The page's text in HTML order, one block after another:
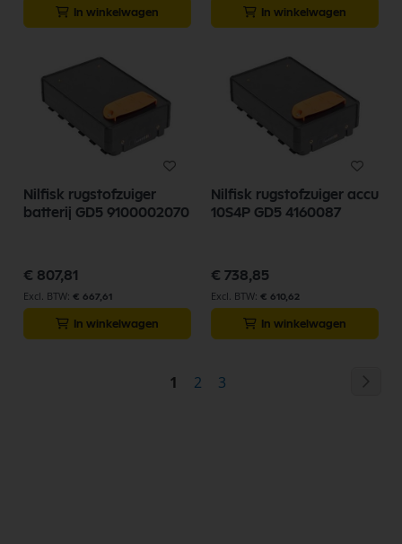
In winkelwagen In winkelwagen
Nilfisk rugstofzuiger
batterij GD5 9100002070
€ 807,81
€ 667,61
In winkelwagen
Nilfisk rugstofzuiger accu
10S4P GD5 4160087
€ 738,85
€ 610,62
In winkelwagen
Pagina
U
1 Pagina
2 Pagina
3